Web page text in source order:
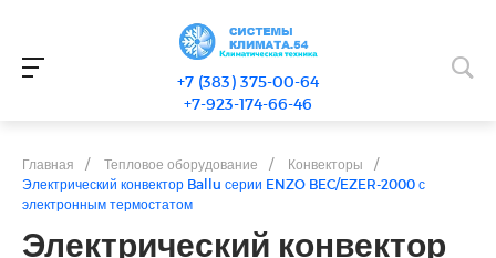
+7 (383) 375-00-64
+7-923-174-66-46
Главная / Тепловое оборудование / Конвекторы
/
Электрический конвектор Ballu серии ENZO BEC/EZER-2000 с
электронным термостатом
Электрический конвектор